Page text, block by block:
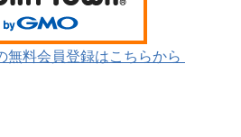
無料会員登録はこちらから